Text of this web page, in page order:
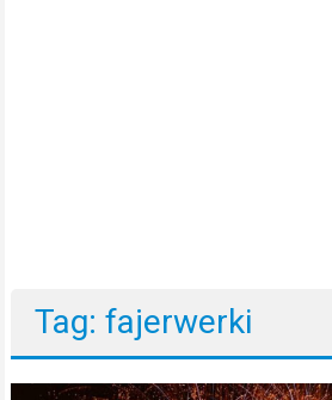
Tag: fajerwerki